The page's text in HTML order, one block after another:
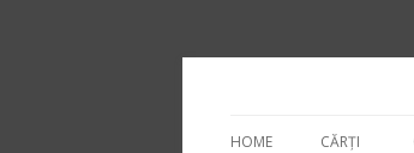
HOME CĂRȚI